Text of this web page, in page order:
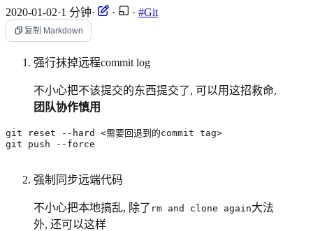
2020-01-02·1 分钟· · · #Git
复制 Markdown
强行抹掉远程commit log
不小心把不该提交的东西提交了, 可以用这招救命,
团队协作慎用
git push --force
强制同步远端代码
不小心把本地搞乱, 除了 rm and clone again大法
外, 还可以这样